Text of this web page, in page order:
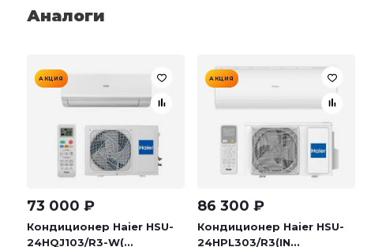
Аналоги
АКЦИЯ
73 000 ₽
Кондиционер Haier HSU-
24HQJ103/R3-W(...
АКЦИЯ
86 300 ₽
Кондиционер Haier HSU-
24HPL303/R3(IN...